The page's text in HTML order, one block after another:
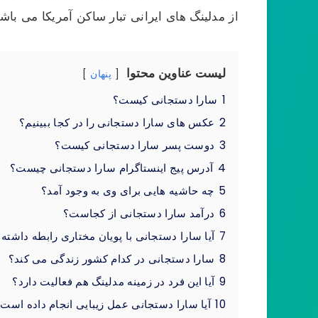
از مدلینگ های ایرانی تبار ساکن آمریکا می
لیست عناوین محتوا پنهان
1 سارا دستجانی کیست؟
2 عکس های سارا دستجانی را در کجا ببینیم؟
3 دوست پسر سارا دستجانی کیست؟
4 آدرس پیج اینستاگرام سارا دستجانی چیست؟
5 چه حاشیه هایی برای وی به وجود آمد؟
6 درآمد سارا دستجانی از کجاست؟
7 آیا سارا دستجانی با پویان مختاری رابطه
8 سارا دستجانی در کدام کشور زندگی می کند؟
9 آیا این فرد در زمینه مدلینگ هم فعالیت دارد؟
10 آیا سارا دستجانی عمل زیبایی انجام داده